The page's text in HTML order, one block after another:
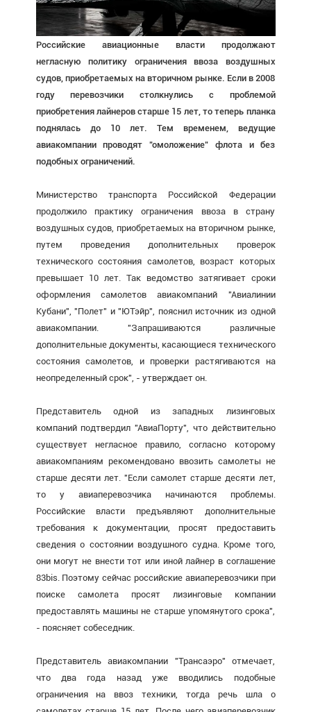
Российские авиационные власти продолжают
негласную политику ограничения ввоза воздушных
судов, приобретаемых на вторичном рынке. Если в 2008
году перевозчики столкнулись с проблемой
приобретения лайнеров старше 15 лет, то теперь планка
поднялась до 10 лет. Тем временем, ведущие
авиакомпании проводят "омоложение" флота и без
подобных ограничений.
Министерство транспорта Российской Федерации
продолжило практику ограничения ввоза в страну
воздушных судов, приобретаемых на вторичном рынке,
путем проведения дополнительных проверок
технического состояния самолетов, возраст которых
превышает 10 лет. Так ведомство затягивает сроки
оформления самолетов авиакомпаний "Авиалинии
Кубани", "Полет" и "ЮТэйр", пояснил источник из одной
авиакомпании. "Запрашиваются различные
дополнительные документы, касающиеся технического
состояния самолетов, и проверки растягиваются на
неопределенный срок", - утверждает он.
Представитель одной из западных лизинговых
компаний подтвердил "АвиаПорту", что действительно
существует негласное правило, согласно которому
авиакомпаниям рекомендовано ввозить самолеты не
старше десяти лет. "Если самолет старше десяти лет,
то у авиаперевозчика начинаются проблемы.
Российские власти предъявляют дополнительные
требования к документации, просят предоставить
сведения о состоянии воздушного судна. Кроме того,
они могут не внести тот или иной лайнер в соглашение
83bis. Поэтому сейчас российские авиаперевозчики при
поиске самолета просят лизинговые компании
предоставлять машины не старше упомянутого срока",
- поясняет собеседник.
Представитель авиакомпании "Трансаэро" отмечает,
что два года назад уже вводились подобные
ограничения на ввоз техники, тогда речь шла о